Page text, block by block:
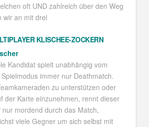
oft UND zahlreich über den Weg
wir an mit drei
KLISCHEE-ZOCKERN
Kandidat spielt unabhängig vom
immer nur Deathmatch.
zu unterstützen oder
der Karte einzunehmen, rennt dieser
nur mordend durch das Match,
viele Gegner um sich selbst mit